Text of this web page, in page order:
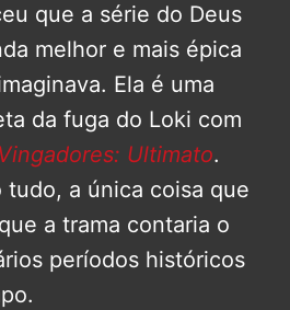
que a série do Deus
melhor e mais épica
Ela é uma
da fuga do Loki com
Vingadores: Ultimato.
tudo, a única coisa que
a trama contaria o
períodos históricos